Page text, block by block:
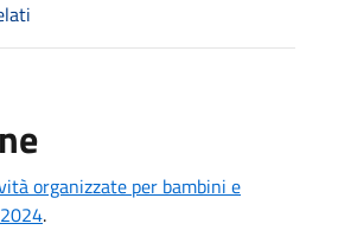
organizzate per bambini e
.